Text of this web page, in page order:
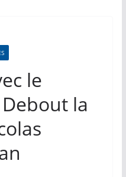
le
la